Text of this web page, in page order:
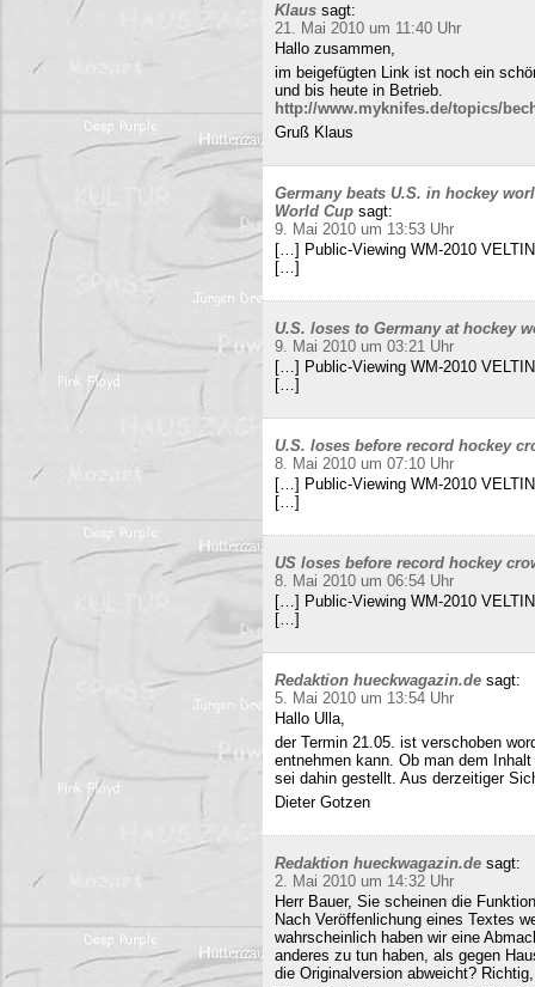
Klaus sagt:
21. Mai 2010 um 11:40 Uhr
Hallo zusammen,
im beigefügten Link ist noch ein
und bis heute in Betrieb.
http://www.myknifes.de/topics/
Gruß Klaus
Germany beats U.S. in hockey
World Cup sagt:
9. Mai 2010 um 13:53 Uhr
[…] Public-Viewing WM-2010
[…]
U.S. loses to Germany at hockey
9. Mai 2010 um 03:21 Uhr
[…] Public-Viewing WM-2010
[…]
U.S. loses before record hockey
8. Mai 2010 um 07:10 Uhr
[…] Public-Viewing WM-2010
[…]
US loses before record hockey
8. Mai 2010 um 06:54 Uhr
[…] Public-Viewing WM-2010
[…]
Redaktion hueckwagazin.de sagt:
5. Mai 2010 um 13:54 Uhr
Hallo Ulla,
der Termin 21.05. ist verschoben
entnehmen kann. Ob man dem
sei dahin gestellt. Aus derzeitiger
Dieter Gotzen
Redaktion hueckwagazin.de sagt:
2. Mai 2010 um 14:32 Uhr
Herr Bauer, Sie scheinen die
Nach Veröffenlichung eines Textes
wahrscheinlich haben wir eine
anderes zu tun haben, als gegen
die Originalversion abweicht?